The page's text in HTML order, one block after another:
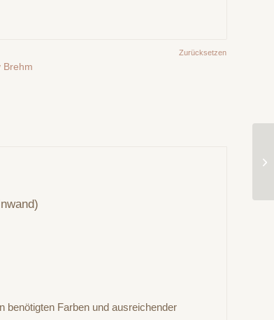
Zurücksetzen
Brehm
benötigten Farben und ausreichender